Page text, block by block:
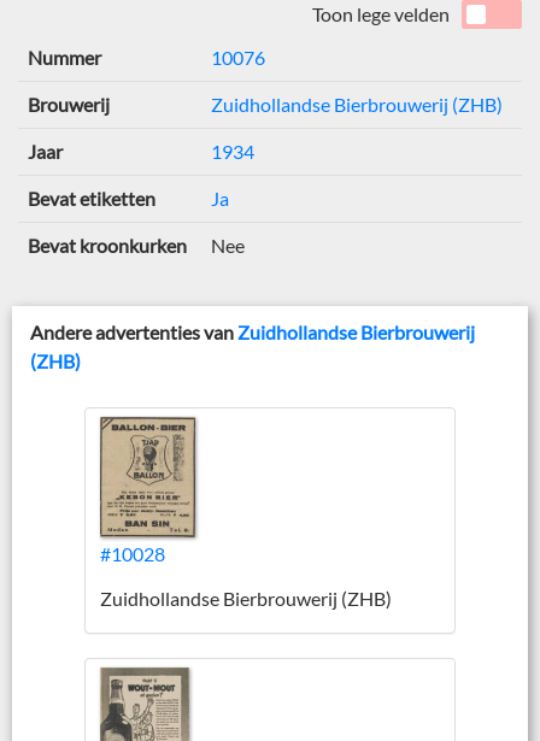
Toon lege velden
Nummer
10076
Brouwerij Zuidhollandse Bierbrouwerij (ZHB)
Jaar 1934
Bevat etiketten Ja
Bevat kroonkurken Nee
Andere advertenties van Zuidhollandse Bierbrouwerij
(ZHB)
#10028
Zuidhollandse Bierbrouwerij (ZHB)